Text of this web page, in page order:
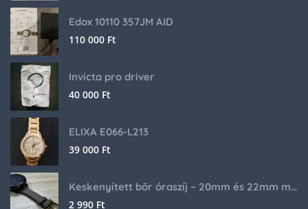
Edox 10110 357JM AID
110 000 Ft
Invicta pro driver
40 000 Ft
ELIXA E066-L213
39 000 Ft
Keskenyített bőr óraszíj – 20mm és 22mm méretben
2 990 Ft